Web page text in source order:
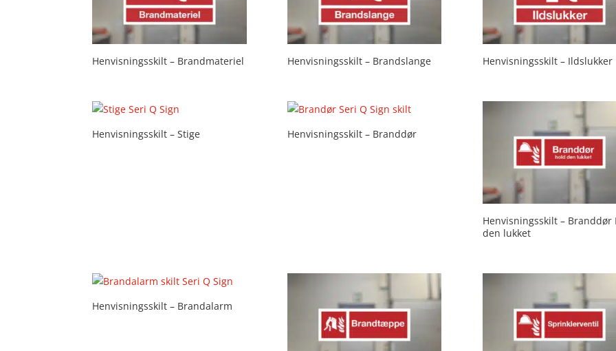
Henvisningsskilt – Brandmateriel Henvisningsskilt – Brandslange Henvisningsskilt – Ildslukker
Henvisningsskilt – Stige Henvisningsskilt – Branddør
Henvisningsskilt – Branddør
den lukket
Henvisningsskilt – Brandalarm